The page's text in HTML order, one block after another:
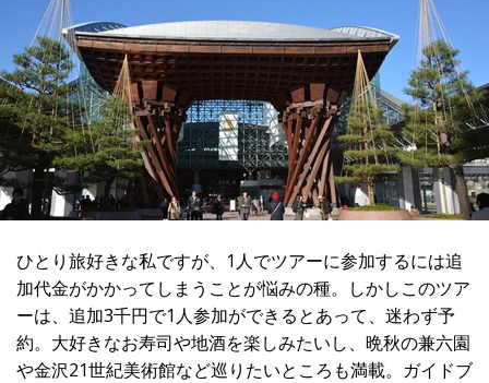
ひとり旅好きな私ですが、1人でツアーに参加するには追
加代金がかかってしまうことが悩みの種。しかしこのツア
ーは、追加3千円で1人参加ができるとあって、迷わず予
約。大好きなお寿司や地酒を楽しみたいし、晩秋の兼六園
や金沢21世紀美術館など巡りたいところも満載。ガイドブ